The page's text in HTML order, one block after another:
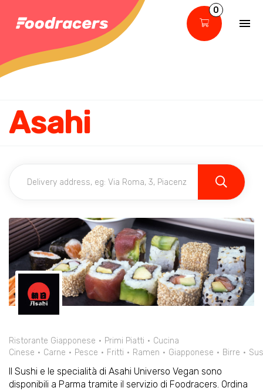
0
Asahi
Ristorante Giapponese Primi Piatti
Cucina
Cinese
Carne Pesce Fritti Ramen Giapponese Birre
Il Sushi e le specialità di Asahi Universo Vegan sono
disponibili a Parma tramite il servizio di Foodracers. Ordina